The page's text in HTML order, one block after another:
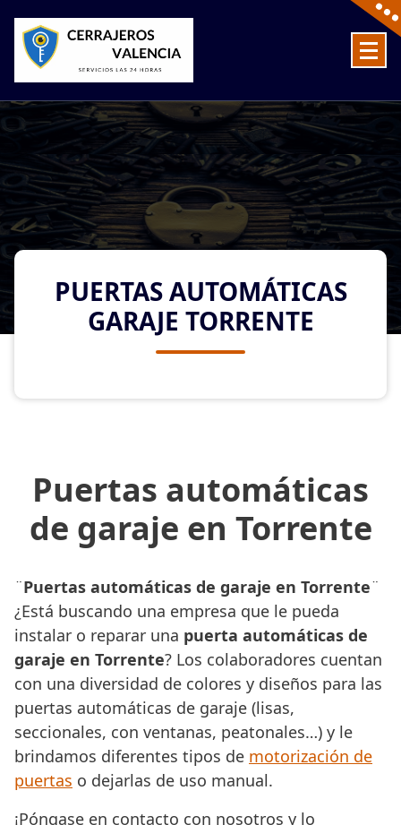
content
PUERTAS AUTOMÁTICAS
GARAJE TORRENTE
Puertas automáticas
de garaje en Torrente
¨Puertas automáticas de garaje en Torrente¨
¿Está buscando una empresa que le pueda
instalar o reparar una puerta automáticas de
garaje en Torrente? Los colaboradores cuentan
con una diversidad de colores y diseños para las
puertas automáticas de garaje (lisas,
seccionales, con ventanas, peatonales…) y le
brindamos diferentes tipos de motorización de
puertas o dejarlas de uso manual.
¡Póngase en contacto con nosotros y lo